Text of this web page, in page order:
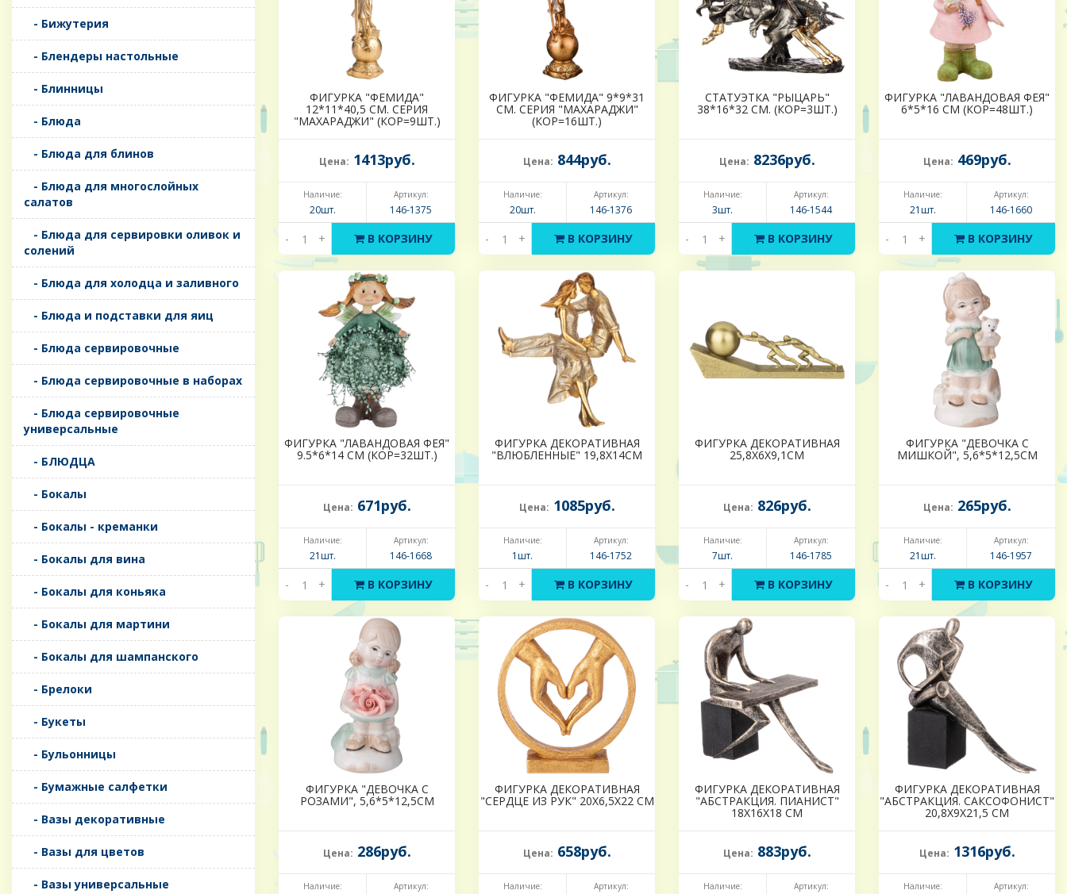
- Бижутерия
- Блендеры настольные
- Блинницы
- Блюда
- Блюда для блинов
- Блюда для многослойных
салатов
- Блюда для сервировки оливок и
солений
- Блюда для холодца и заливного
- Блюда и подставки для яиц
- Блюда сервировочные
- Блюда сервировочные в наборах
- Блюда сервировочные
универсальные
- БЛЮДЦА
- Бокалы
- Бокалы - креманки
- Бокалы для вина
- Бокалы для коньяка
- Бокалы для мартини
- Бокалы для шампанского
- Брелоки
- Букеты
- Бульонницы
- Бумажные салфетки
- Вазы декоративные
- Вазы для цветов
- Вазы универсальные
ФИГУРКА "ФЕМИДА"
12*11*40,5 СМ. СЕРИЯ
"МАХАРАДЖИ" (КОР=9ШТ.)
Цена: 1413руб.
Наличие:
20шт.
Артикул:
146-1375
- + В КОРЗИНУ
ФИГУРКА "ФЕМИДА" 9*9*31
СМ. СЕРИЯ "МАХАРАДЖИ"
(КОР=16ШТ.)
Цена: 844руб.
Наличие:
20шт.
Артикул:
146-1376
- + В КОРЗИНУ
СТАТУЭТКА "РЫЦАРЬ"
38*16*32 СМ. (КОР=3ШТ.)
Цена: 8236руб.
Наличие:
3шт.
Артикул:
146-1544
- + В КОРЗИНУ
ФИГУРКА "ЛАВАНДОВАЯ ФЕЯ"
6*5*16 СМ (КОР=48ШТ.)
Цена: 469руб.
Наличие:
21шт.
Артикул:
146-1660
- + В КОРЗИНУ
ФИГУРКА "ЛАВАНДОВАЯ ФЕЯ"
9.5*6*14 СМ (КОР=32ШТ.)
Цена: 671руб.
Наличие:
21шт.
Артикул:
146-1668
- + В КОРЗИНУ
ФИГУРКА ДЕКОРАТИВНАЯ
"ВЛЮБЛЕННЫЕ" 19,8Х14СМ
Цена: 1085руб.
Наличие:
1шт.
Артикул:
146-1752
- + В КОРЗИНУ
ФИГУРКА ДЕКОРАТИВНАЯ
25,8Х6Х9,1СМ
Цена: 826руб.
Наличие:
7шт.
Артикул:
146-1785
- + В КОРЗИНУ
ФИГУРКА "ДЕВОЧКА С
МИШКОЙ", 5,6*5*12,5СМ
Цена: 265руб.
Наличие:
21шт.
Артикул:
146-1957
- + В КОРЗИНУ
ФИГУРКА "ДЕВОЧКА С
РОЗАМИ", 5,6*5*12,5СМ
Цена: 286руб.
Наличие: Артикул:
ФИГУРКА ДЕКОРАТИВНАЯ
"СЕРДЦЕ ИЗ РУК" 20Х6,5Х22 СМ
Цена: 658руб.
Наличие: Артикул:
ФИГУРКА ДЕКОРАТИВНАЯ
"АБСТРАКЦИЯ. ПИАНИСТ"
18Х16Х18 СМ
Цена: 883руб.
Наличие: Артикул:
ФИГУРКА ДЕКОРАТИВНАЯ
"АБСТРАКЦИЯ. САКСОФОНИСТ"
20,8Х9Х21,5 СМ
Цена: 1316руб.
Наличие: Артикул: